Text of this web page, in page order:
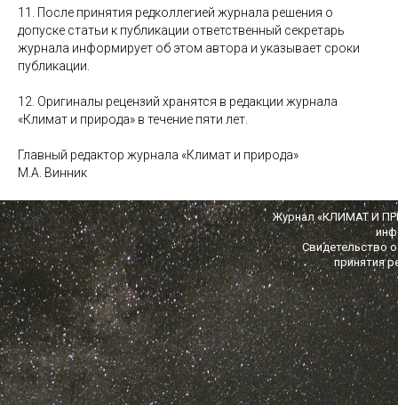
11. После принятия редколлегией журнала решения о
допуске статьи к публикации ответственный секретарь
журнала информирует об этом автора и указывает сроки
публикации.
12. Оригиналы рецензий хранятся в редакции журнала
«Климат и природа» в течение пяти лет.
Главный редактор журнала «Климат и природа»
М.А. Винник
Журнал «КЛИМАТ И
Свидетельство
принятия